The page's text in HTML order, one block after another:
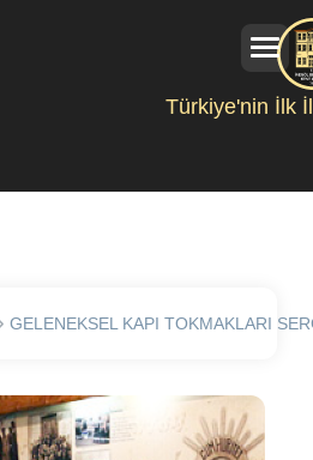
Türkiye'nin İlk
GELENEKSEL KAPI TOKMAKLARI